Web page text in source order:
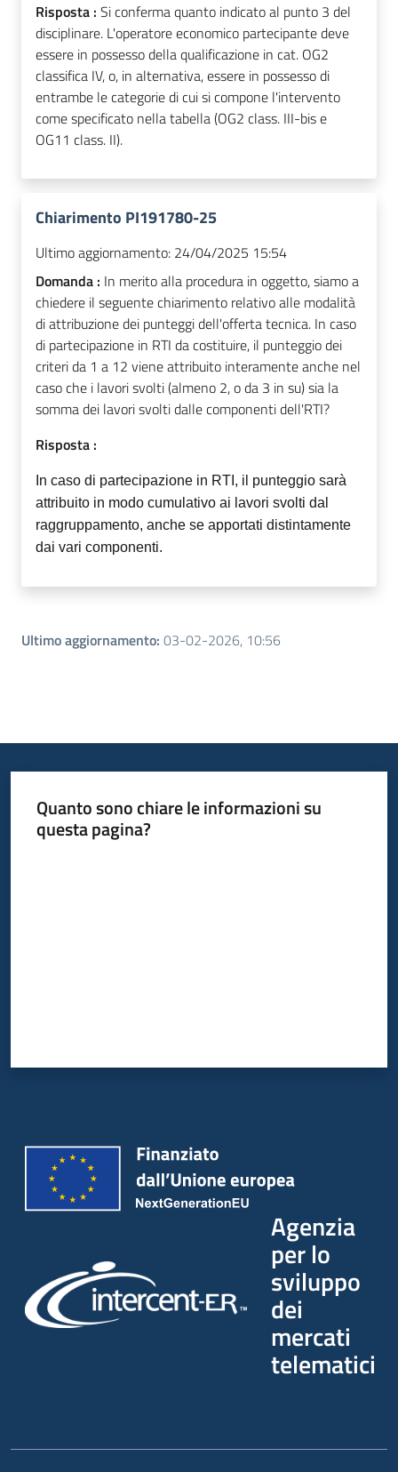
Risposta : Si conferma quanto indicato al punto 3 del
disciplinare. L'operatore economico partecipante deve
essere in possesso della qualificazione in cat. OG2
classifica IV, o, in alternativa, essere in possesso di
entrambe le categorie di cui si compone l'intervento
come specificato nella tabella (OG2 class. III-bis e
OG11 class. II).
Chiarimento PI191780-25
Ultimo aggiornamento: 24/04/2025 15:54
Domanda : In merito alla procedura in oggetto, siamo a
chiedere il seguente chiarimento relativo alle modalità
di attribuzione dei punteggi dell'offerta tecnica. In caso
di partecipazione in RTI da costituire, il punteggio dei
criteri da 1 a 12 viene attribuito interamente anche nel
caso che i lavori svolti (almeno 2, o da 3 in su) sia la
somma dei lavori svolti dalle componenti dell'RTI?
Risposta :
In caso di partecipazione in RTI, il punteggio sarà
attribuito in modo cumulativo ai lavori svolti dal
raggruppamento, anche se apportati distintamente
dai vari componenti.
Ultimo aggiornamento: 03-02-2026, 10:56
Quanto sono chiare le informazioni su
questa pagina?
Agenzia
per lo
sviluppo
dei
mercati
telematici